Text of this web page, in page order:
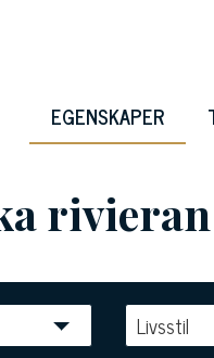
EGENSKAPER
Livsstil